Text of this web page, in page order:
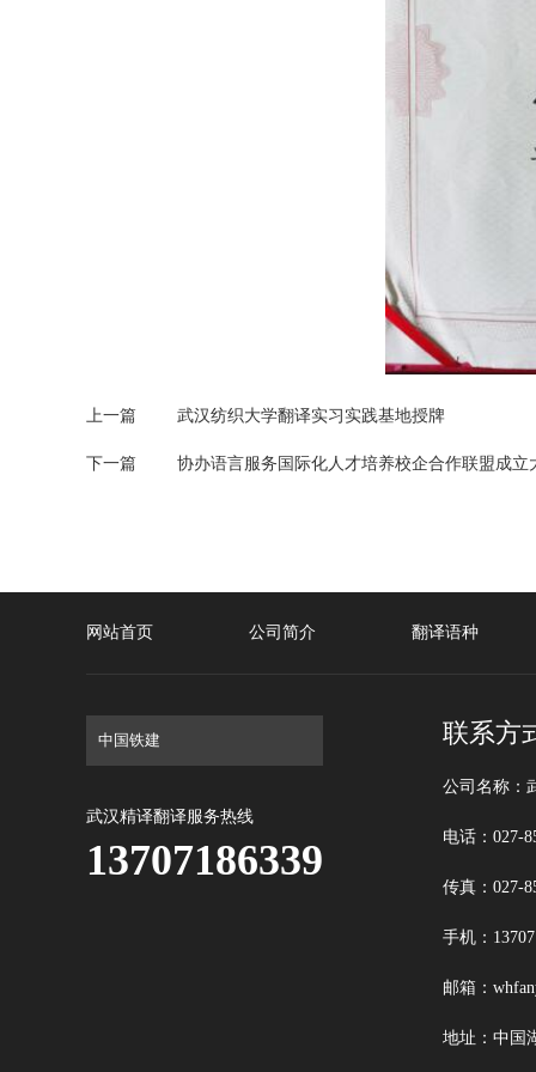
上一篇 武汉纺织大学翻译实习实践基地授牌
下一篇 协办语言服务国际化人才培养校企合作联盟成立
网站首页 公司简介 翻译语种
武汉精译翻译服务热线
13707186339
联系方
公司名称：
电话：027-
传真：027-
手机：
邮箱：
地址：中国